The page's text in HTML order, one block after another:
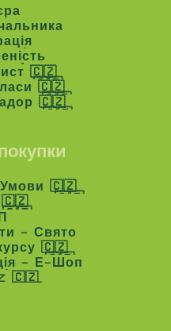
🇨🇿
🇨🇿
🇨🇿
🇨🇿
🇨🇿
🇨🇿
Умови 🇨🇿
Умови 🇨🇿
🇨🇿
🇨🇿
- Свято
- Свято
🇨🇿
🇨🇿
- Е-Шоп
- Е-Шоп
🇨🇿
🇨🇿